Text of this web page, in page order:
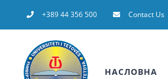
to
+389 44 356 500 Contact Us
НАСЛОВНА